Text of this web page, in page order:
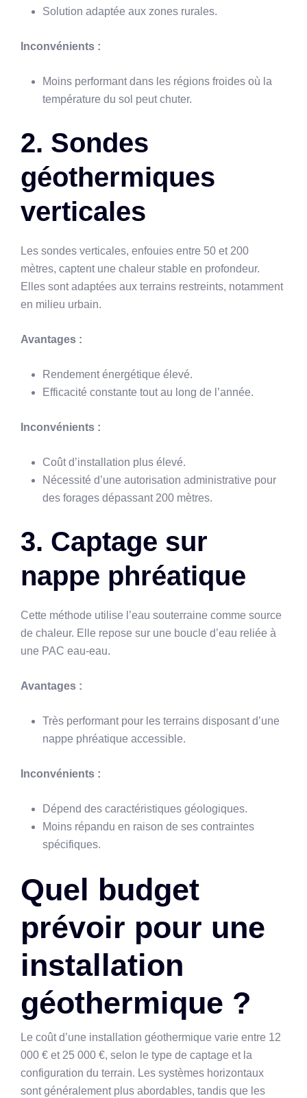
Solution adaptée aux zones rurales.
Inconvénients :
Moins performant dans les régions froides où la
température du sol peut chuter.
2. Sondes
géothermiques
verticales
Les sondes verticales, enfouies entre 50 et 200
mètres, captent une chaleur stable en profondeur.
Elles sont adaptées aux terrains restreints, notamment
en milieu urbain.
Avantages :
Rendement énergétique élevé.
Efficacité constante tout au long de l’année.
Inconvénients :
Coût d’installation plus élevé.
Nécessité d’une autorisation administrative pour
des forages dépassant 200 mètres.
3. Captage sur
nappe phréatique
Cette méthode utilise l’eau souterraine comme source
de chaleur. Elle repose sur une boucle d’eau reliée à
une PAC eau-eau.
Avantages :
Très performant pour les terrains disposant d’une
nappe phréatique accessible.
Inconvénients :
Dépend des caractéristiques géologiques.
Moins répandu en raison de ses contraintes
spécifiques.
Quel budget
prévoir pour une
installation
géothermique ?
Le coût d’une installation géothermique varie entre 12
000 € et 25 000 €, selon le type de captage et la
configuration du terrain. Les systèmes horizontaux
sont généralement plus abordables, tandis que les